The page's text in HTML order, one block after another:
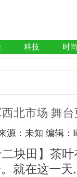
科技 时
北市场 舞
源： 未知 编辑：
块田】茶
就在这一